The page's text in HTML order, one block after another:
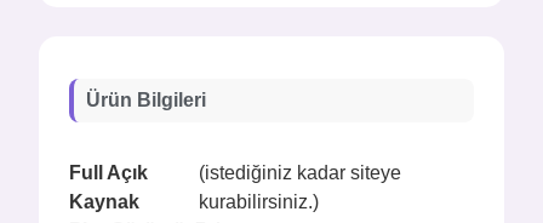
Ürün Bilgileri
Full Açık
Kaynak
(istediğiniz kadar siteye
kurabilirsiniz.)